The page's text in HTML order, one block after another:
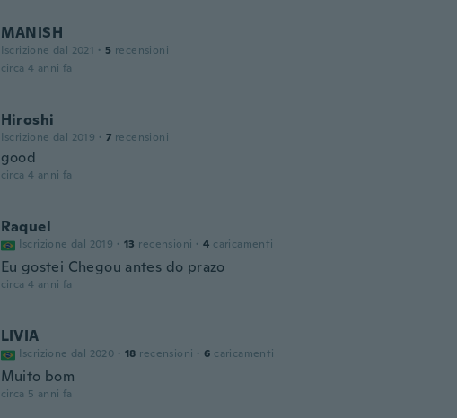
MANISH
Iscrizione dal 2021 · 5 recensioni
circa 4 anni fa
Hiroshi
Iscrizione dal 2019 · 7 recensioni
good
circa 4 anni fa
Raquel
Iscrizione dal 2019 · 13 recensioni · 4 caricamenti
Eu gostei Chegou antes do prazo
circa 4 anni fa
LIVIA
Iscrizione dal 2020 · 18 recensioni · 6 caricamenti
Muito bom
circa 5 anni fa